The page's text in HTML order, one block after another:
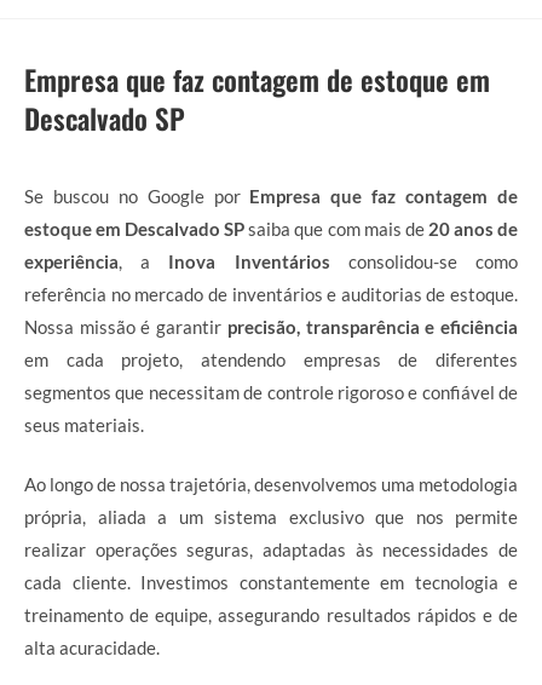
Empresa que faz contagem de estoque em
Descalvado SP
Se buscou no Google por Empresa que faz contagem de
estoque em Descalvado SPsaiba que com mais de 20 anos de
experiência , a Inova Inventários consolidou-se como
referência no mercado de inventários e auditorias de estoque.
Nossa missão é garantir precisão, transparência e eficiência
em cada projeto, atendendo empresas de diferentes
segmentos que necessitam de controle rigoroso e confiável de
seus materiais.
Ao longo de nossa trajetória, desenvolvemos uma metodologia
própria, aliada a um sistema exclusivo que nos permite
realizar operações seguras, adaptadas às necessidades de
cada cliente. Investimos constantemente em tecnologia e
treinamento de equipe, assegurando resultados rápidos e de
alta acuracidade.